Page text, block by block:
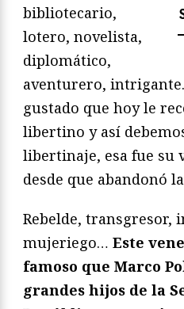
bibliotecario,
lotero, novelista,
diplomático,
aventurero,
gustado que hoy le
libertino y así
libertinaje, esa fue su
desde que abandonó
Rebelde, transgresor,
mujeriego… Este
famoso que Marco
grandes hijos de la